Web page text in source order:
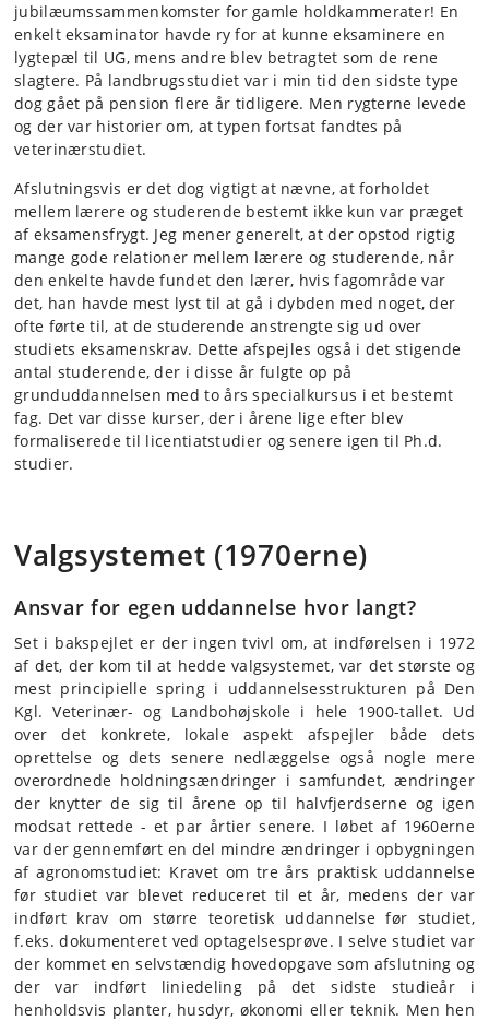
jubilæumssammenkomster for gamle holdkammerater! En
enkelt eksaminator havde ry for at kunne eksaminere en
lygtepæl til UG, mens andre blev betragtet som de rene
slagtere. På landbrugsstudiet var i min tid den sidste type
dog gået på pension flere år tidligere. Men rygterne levede
og der var historier om, at typen fortsat fandtes på
veterinærstudiet.
Afslutningsvis er det dog vigtigt at nævne, at forholdet
mellem lærere og studerende bestemt ikke kun var præget
af eksamensfrygt. Jeg mener generelt, at der opstod rigtig
mange gode relationer mellem lærere og studerende, når
den enkelte havde fundet den lærer, hvis fagområde var
det, han havde mest lyst til at gå i dybden med noget, der
ofte førte til, at de studerende anstrengte sig ud over
studiets eksamenskrav. Dette afspejles også i det stigende
antal studerende, der i disse år fulgte op på
grunduddannelsen med to års specialkursus i et bestemt
fag. Det var disse kurser, der i årene lige efter blev
formaliserede til licentiatstudier og senere igen til Ph.d.
studier.
Valgsystemet (1970erne)
Ansvar for egen uddannelse hvor langt?
Set i bakspejlet er der ingen tvivl om, at indførelsen i 1972
af det, der kom til at hedde valgsystemet, var det største og
mest principielle spring i uddannelsesstrukturen på Den
Kgl. Veterinær- og Landbohøjskole i hele 1900-tallet. Ud
over det konkrete, lokale aspekt afspejler både dets
oprettelse og dets senere nedlæggelse også nogle mere
overordnede holdningsændringer i samfundet, ændringer
der knytter de sig til årene op til halvfjerdserne og igen
modsat rettede - et par årtier senere. I løbet af 1960erne
var der gennemført en del mindre ændringer i opbygningen
af agronomstudiet: Kravet om tre års praktisk uddannelse
før studiet var blevet reduceret til et år, medens der var
indført krav om større teoretisk uddannelse før studiet,
f.eks. dokumenteret ved optagelsesprøve. I selve studiet var
der kommet en selvstændig hovedopgave som afslutning og
der var indført liniedeling på det sidste studieår i
henholdsvis planter, husdyr, økonomi eller teknik. Men hen